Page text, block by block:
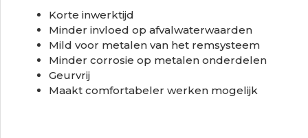
Korte inwerktijd
Minder invloed op afvalwaterwaarden
Mild voor metalen van het remsysteem
Minder corrosie op metalen onderdelen
Geurvrij
Maakt comfortabeler werken mogelijk